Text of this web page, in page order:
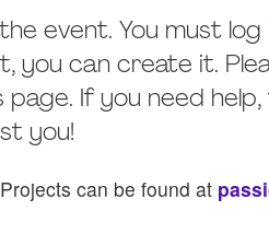
event. You must
you can create it.
page. If you need
you!
can be found at